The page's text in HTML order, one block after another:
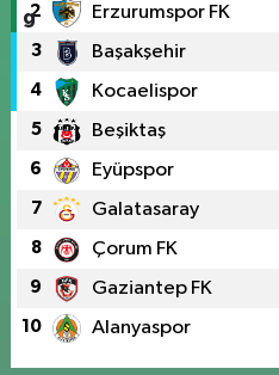
2 Erzurumspor FK
3 Başakşehir
4 Kocaelispor
5 Beşiktaş
6 Eyüpspor
7 Galatasaray
8 Çorum FK
9 Gaziantep FK
10 Alanyaspor